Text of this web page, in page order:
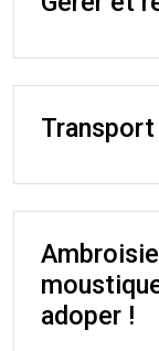
Transport
adoper !